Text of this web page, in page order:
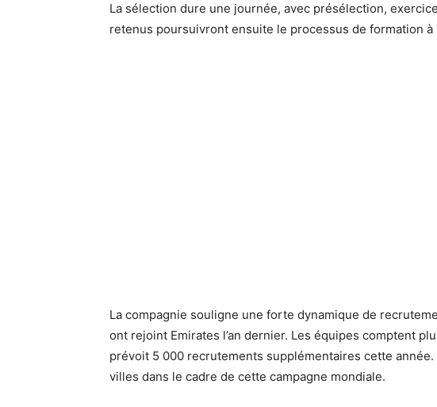
La sélection dure une journée, avec présélection,
retenus poursuivront ensuite le processus de formation à
La compagnie souligne une forte dynamique de
ont rejoint Emirates l’an dernier. Les équipes comptent
prévoit 5 000 recrutements supplémentaires cette
villes dans le cadre de cette campagne mondiale.